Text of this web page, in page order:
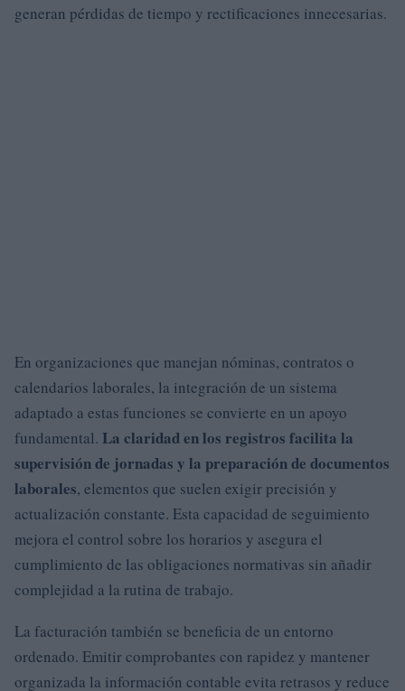
generan pérdidas de tiempo y rectificaciones innecesarias.
En organizaciones que manejan nóminas, contratos o
calendarios laborales, la integración de un sistema
adaptado a estas funciones se convierte en un apoyo
fundamental. La claridad en los registros facilita la
supervisión de jornadas y la preparación de documentos
laborales, elementos que suelen exigir precisión y
actualización constante. Esta capacidad de seguimiento
mejora el control sobre los horarios y asegura el
cumplimiento de las obligaciones normativas sin añadir
complejidad a la rutina de trabajo.
La facturación también se beneficia de un entorno
ordenado. Emitir comprobantes con rapidez y mantener
organizada la información contable evita retrasos y reduce